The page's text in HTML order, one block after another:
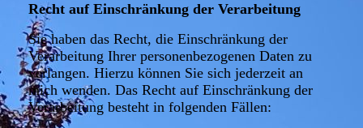
Recht auf Einschränkung der Verarbeitung
Sie haben das Recht, die Einschränkung der
Verarbeitung Ihrer personenbezogenen Daten zu
verlangen. Hierzu können Sie sich jederzeit an
mich wenden. Das Recht auf Einschränkung der
Verarbeitung besteht in folgenden Fällen: